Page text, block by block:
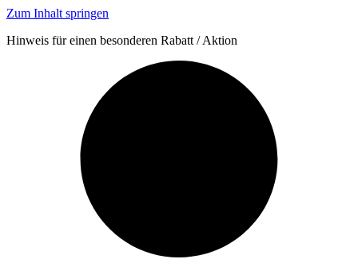
Zum Inhalt springen
Hinweis für einen besonderen Rabatt / Aktion